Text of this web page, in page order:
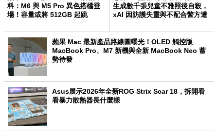
料：M6 與 M5 Pro 異色搭檔登
場！容量或將 512GB 起跳
生成數千張兒童不雅照後自殺，
xAI 因防護失靈與不配合警方遭
蘋果 Mac 最新產品路線圖曝光！OLED 觸控版
MacBook Pro、M7 新機與全新 MacBook Neo 蓄
勢待發
Asus展示2026年全新ROG Strix Scar 18，拆開看
看暴力散熱器長什麼樣